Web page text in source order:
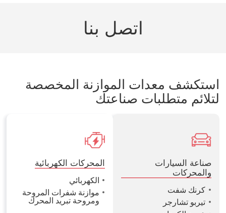
اتصل بنا
استكشف معدات الموازنة المخصصة
لتلائم متطلبات صناعتك
صناعة السيارات
والمحركات
كرنك شفت
تيربو تشارجر
المحركات الكهربائية
الكهربائي
موازنة شفرات المروحة
ومروحة تبريد المحرك